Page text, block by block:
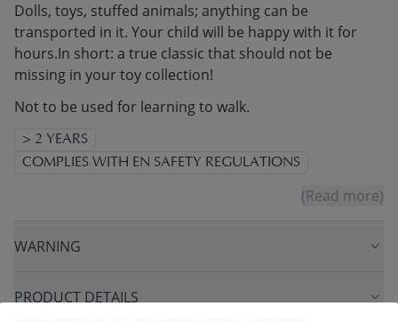
Dolls, toys, stuffed animals; anything can be
transported in it. Your child will be happy with it for
hours.In short: a true classic that should not be
missing in your toy collection!
Not to be used for learning to walk.
> 2 YEARS
COMPLIES WITH EN SAFETY REGULATIONS
(Read more)
WARNING
PRODUCT DETAILS